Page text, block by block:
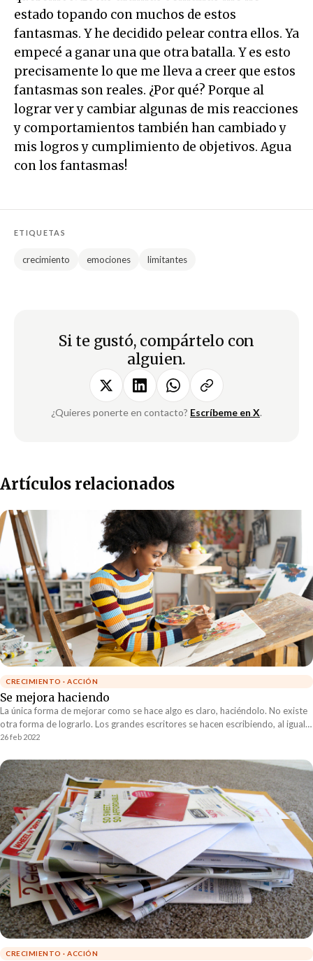
estado topando con muchos de estos
fantasmas. Y he decidido pelear contra ellos. Ya
empecé a ganar una que otra batalla. Y es esto
precisamente lo que me lleva a creer que estos
fantasmas son reales. ¿Por qué? Porque al
lograr ver y cambiar algunas de mis reacciones
y comportamientos también han cambiado y
mis logros y cumplimiento de objetivos. Agua
con los fantasmas!
ETIQUETAS
crecimiento emociones limitantes
Si te gustó, compártelo con
alguien.
¿Quieres ponerte en contacto? Escríbeme en X.
Artículos relacionados
CRECIMIENTO · ACCIÓN
Se mejora haciendo
La única forma de mejorar como se hace algo es claro, haciéndolo. No existe
otra forma de lograrlo. Los grandes escritores se hacen escribiendo, al igual
que los grandes deportistas se hacen entrenando. Los grandes
tocando sus instrumentos.
26 feb 2022
CRECIMIENTO · ACCIÓN